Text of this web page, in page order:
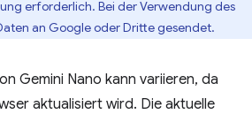
erforderlich. Bei der Verwendung des
an Google oder Dritte gesendet.
Gemini Nano kann variieren, da
aktualisiert wird. Die aktuelle